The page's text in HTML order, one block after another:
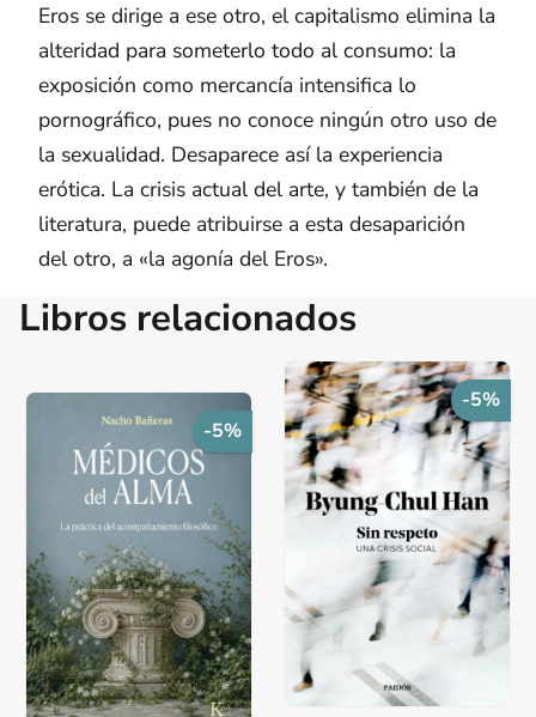
Eros se dirige a ese otro, el capitalismo elimina la
alteridad para someterlo todo al consumo: la
exposición como mercancía intensifica lo
pornográfico, pues no conoce ningún otro uso de
la sexualidad. Desaparece así la experiencia
erótica. La crisis actual del arte, y también de la
literatura, puede atribuirse a esta desaparición
del otro, a «la agonía del Eros».
Libros relacionados
-5%
-5%